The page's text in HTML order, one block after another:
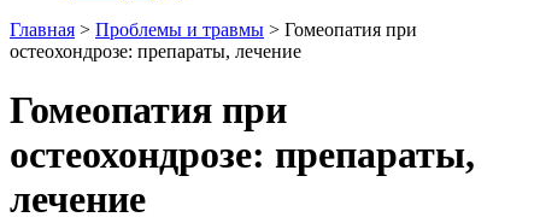
Главная > Проблемы и травмы > Гомеопатия при
остеохондрозе: препараты, лечение
Гомеопатия при
остеохондрозе: препараты,
лечение